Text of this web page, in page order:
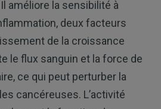
améliore la sensibilité à
deux facteurs
de la croissance
le flux sanguin et la force de
ce qui peut perturber la
cancéreuses. L’activité